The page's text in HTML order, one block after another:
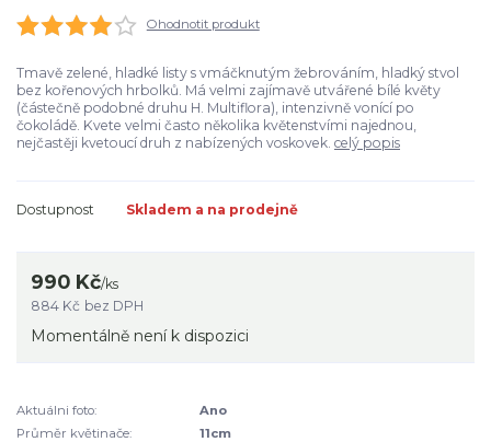
Ohodnotit produkt
Tmavě zelené, hladké listy s vmáčknutým žebrováním, hladký stvol
bez kořenových hrbolků. Má velmi zajímavě utvářené bílé květy
(částečně podobné druhu H. Multiflora), intenzivně vonící po
čokoládě. Kvete velmi často několika květenstvími najednou,
nejčastěji kvetoucí druh z nabízených voskovek. celý popis
Dostupnost Skladem a na prodejně
990 Kč/ks
884 Kč bez DPH
Momentálně není k dispozici
Aktuálni foto:
Ano
Průměr květinače:
11cm